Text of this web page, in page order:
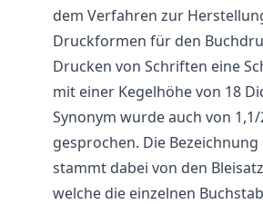
dem Verfahren zur
Druckformen für den
Drucken von Schriften eine
mit einer Kegelhöhe von 18
Synonym wurde auch von 1,1/
gesprochen. Die
stammt dabei von den
welche die einzelnen